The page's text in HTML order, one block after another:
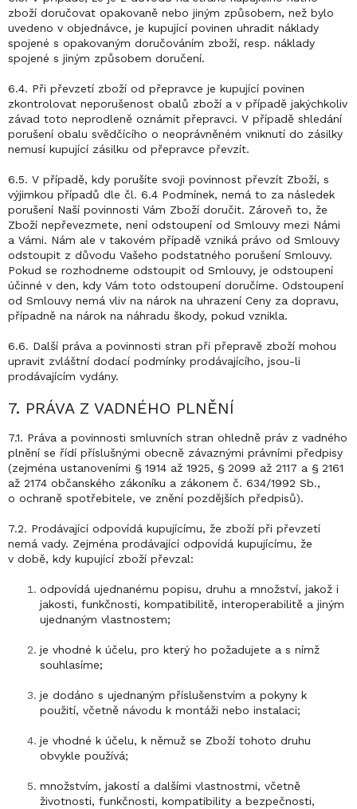
zboží doručovat opakovaně nebo jiným způsobem, než bylo
uvedeno v objednávce, je kupující povinen uhradit náklady
spojené s opakovaným doručováním zboží, resp. náklady
spojené s jiným způsobem doručení.
6.4. Při převzetí zboží od přepravce je kupující povinen
zkontrolovat neporušenost obalů zboží a v případě jakýchkoliv
závad toto neprodleně oznámit přepravci. V případě shledání
porušení obalu svědčícího o neoprávněném vniknutí do zásilky
nemusí kupující zásilku od přepravce převzít.
6.5. V případě, kdy porušíte svoji povinnost převzít Zboží, s
výjimkou případů dle čl. 6.4 Podmínek, nemá to za následek
porušení Naší povinnosti Vám Zboží doručit. Zároveň to, že
Zboží nepřevezmete, není odstoupení od Smlouvy mezi Námi
a Vámi. Nám ale v takovém případě vzniká právo od Smlouvy
odstoupit z důvodu Vašeho podstatného porušení Smlouvy.
Pokud se rozhodneme odstoupit od Smlouvy, je odstoupení
účinné v den, kdy Vám toto odstoupení doručíme. Odstoupení
od Smlouvy nemá vliv na nárok na uhrazení Ceny za dopravu,
případně na nárok na náhradu škody, pokud vznikla.
6.6. Další práva a povinnosti stran při přepravě zboží mohou
upravit zvláštní dodací podmínky prodávajícího, jsou-li
prodávajícím vydány.
7. PRÁVA Z VADNÉHO PLNĚNÍ
7.1. Práva a povinnosti smluvních stran ohledně práv z vadného
plnění se řídí příslušnými obecně závaznými právními předpisy
(zejména ustanoveními § 1914 až 1925, § 2099 až 2117 a § 2161
až 2174 občanského zákoníku a zákonem č. 634/1992 Sb.,
o ochraně spotřebitele, ve znění pozdějších předpisů).
7.2. Prodávající odpovídá kupujícímu, že zboží při převzetí
nemá vady. Zejména prodávající odpovídá kupujícímu, že
v době, kdy kupující zboží převzal:
odpovídá ujednanému popisu, druhu a množství, jakož i
jakosti, funkčnosti, kompatibilitě, interoperabilitě a jiným
ujednaným vlastnostem;
je vhodné k účelu, pro který ho požadujete a s nímž
souhlasíme;
je dodáno s ujednaným příslušenstvím a pokyny k
použití, včetně návodu k montáži nebo instalaci;
je vhodné k účelu, k němuž se Zboží tohoto druhu
obvykle používá;
množstvím, jakostí a dalšími vlastnostmi, včetně
životnosti, funkčnosti, kompatibility a bezpečnosti,